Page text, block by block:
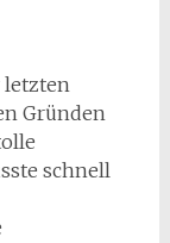
letzten
Gründen
schnell